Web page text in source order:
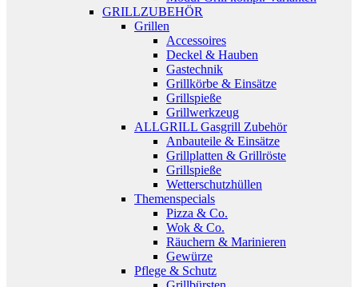
GRILLZUBEHÖR
Grillen
Accessoires
Deckel & Hauben
Gastechnik
Grillkörbe & Einsätze
Grillspieße
Grillwerkzeug
ALLGRILL Gasgrill Zubehör
Anbauteile & Einsätze
Grillplatten & Grillröste
Grillspieße
Wetterschutzhüllen
Themenspecials
Pizza & Co.
Wok & Co.
Räuchern & Marinieren
Gewürze
Pflege & Schutz